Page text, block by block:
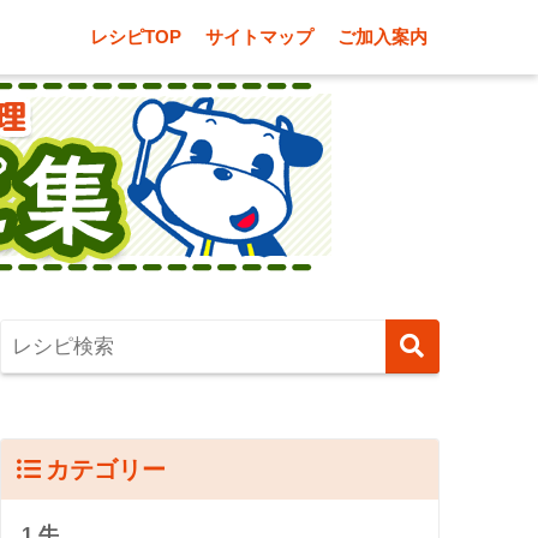
レシピTOP サイトマップ ご加入案内
カテゴリー